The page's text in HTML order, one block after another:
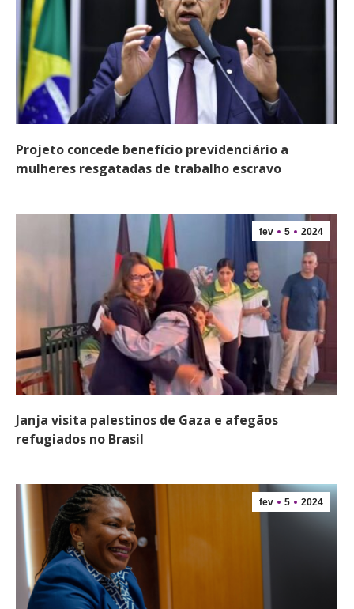
Projeto concede benefício previdenciário a
mulheres resgatadas de trabalho escravo
fev 5 2024
Janja visita palestinos de Gaza e afegãos
refugiados no Brasil
fev 5 2024